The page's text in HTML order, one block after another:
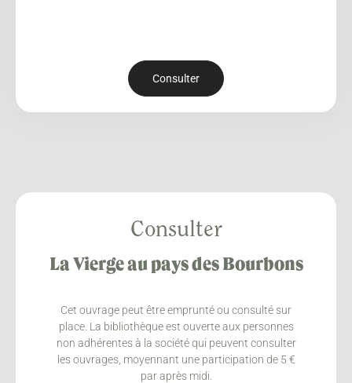
Consulter
Consulter
La Vierge au pays des Bourbons
Cet ouvrage peut être emprunté ou consulté sur
place. La bibliothèque est ouverte aux personnes
non adhérentes à la société qui peuvent consulter
les ouvrages, moyennant une participation de 5 €
par après midi.